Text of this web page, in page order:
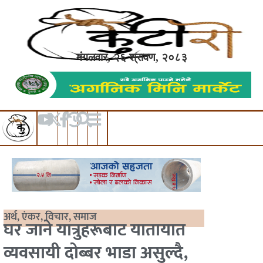
मंगलवार, २६ श्रावण, २०८३
अर्थ,एंकर,विचार,समाज
घर जाने यात्रुहरूबाट यातायात
व्यवसायी दोब्बर भाडा असुल्दै,